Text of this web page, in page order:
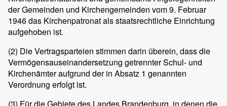
der Gemeinden und Kirchengemeinden vom 9. Februar
1946 das Kirchenpatronat als staatsrechtliche Einrichtung
aufgehoben ist.
(2) Die Vertragsparteien stimmen darin überein, dass die
Vermögensauseinandersetzung getrennter Schul- und
Kirchenämter aufgrund der in Absatz 1 genannten
Verordnung erfolgt ist.
(3) Für die Gebiete des Landes Brandenburg, in denen die